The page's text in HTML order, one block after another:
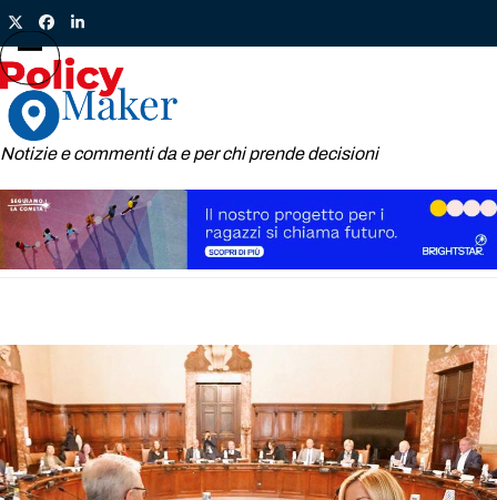
Skip
to
content
TwitterFacebook
LinkedIn
Notizie e commenti da e per chi prende decisioni
Open
mobile
menu
Close
mobile
menu